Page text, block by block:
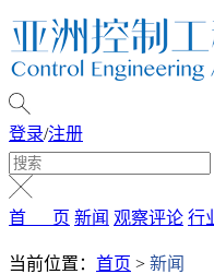
登录/注册
首 页 新闻 观察评论 行
当前位置： 首页 > 新闻